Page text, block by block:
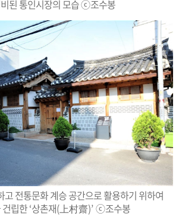
된 통인시장의 모습ⓒ조수봉
고 전통문화 계승 공간으로 활용하기 위하여
립한‘상촌재(上村齋)’ⓒ조수봉